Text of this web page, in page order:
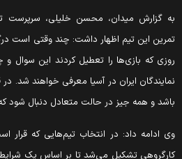
گزارش میدان، محسن خلیلی، سرپرست
این تیم اظهار داشت: چند وقتی است درگیر
که بازی‌ها را تعطیل کردند این سوال و
ایران در آسیا معرفی خواهند شد. در
و همه جیز در حالت متعادل دنبال شود که
ادامه داد: در انتخاب تیم‌هایی که قرار است
تشکیل می‌شد تا بر اساس یک شرایط